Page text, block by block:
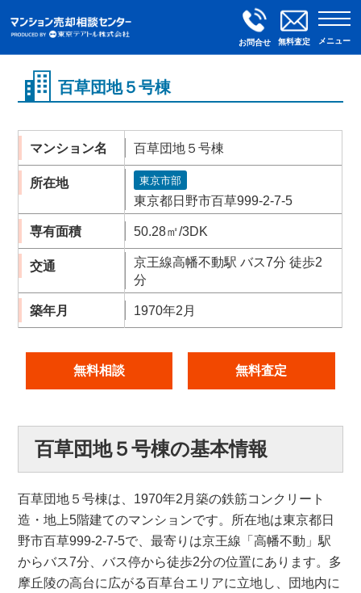
お問合せ 無料査定 メニュー
百草団地５号棟
マンション名 百草団地５号棟
所在地 東京市部
東京都日野市百草999-2-7-5
専有面積 50.28㎡/3DK
交通
京王線高幡不動駅 バス7分 徒歩2
分
築年月 1970年2月
無料相談 無料査定
百草団地５号棟の基本情報
百草団地５号棟は、1970年2月築の鉄筋コンクリート
造・地上5階建てのマンションです。所在地は東京都日
野市百草999-2-7-5で、最寄りは京王線「高幡不動」駅
からバス7分、バス停から徒歩2分の位置にあります。多
摩丘陵の高台に広がる百草台エリアに立地し、団地内に